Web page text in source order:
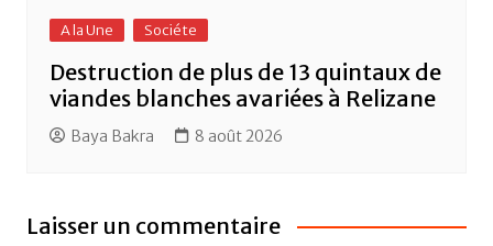
A la Une Sociéte
Destruction de plus de 13 quintaux de
viandes blanches avariées à Relizane
Baya Bakra 8 août 2026
Laisser un commentaire